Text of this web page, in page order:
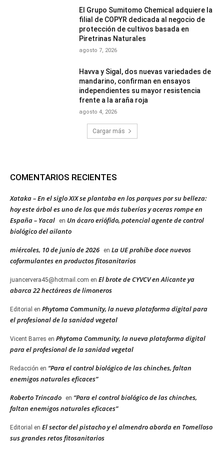
El Grupo Sumitomo Chemical adquiere la
filial de COPYR dedicada al negocio de
protección de cultivos basada en
Piretrinas Naturales
agosto 7, 2026
Havva y Sigal, dos nuevas variedades de
mandarino, confirman en ensayos
independientes su mayor resistencia
frente a la araña roja
agosto 4, 2026
Cargar más
COMENTARIOS RECIENTES
Xataka – En el siglo XIX se plantaba en los parques por su belleza:
hoy este árbol es uno de los que más tuberías y aceras rompe en
España – Yacal
en Un ácaro eriófido, potencial agente de control
biológico del ailanto
miércoles, 10 de junio de 2026 en La UE prohíbe doce nuevos
coformulantes en productos fitosanitarios
juancervera45@hotmail.com en El brote de CYVCV en Alicante ya
abarca 22 hectáreas de limoneros
Editorial en Phytoma Community, la nueva plataforma digital para
el profesional de la sanidad vegetal
Vicent Barres en Phytoma Community, la nueva plataforma digital
para el profesional de la sanidad vegetal
Redacción en “Para el control biológico de las chinches, faltan
enemigos naturales eficaces”
Roberto Trincado en “Para el control biológico de las chinches,
faltan enemigos naturales eficaces”
Editorial en El sector del pistacho y el almendro aborda en Tomelloso
sus grandes retos fitosanitarios